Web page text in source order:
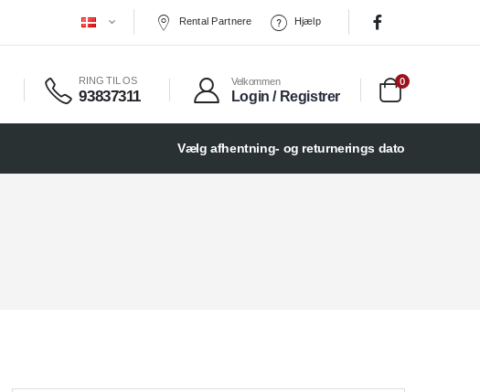
Rental Partnere Hjælp
RING TIL OS
93837311
Velkommen
Login / Registrer
0
Vælg afhentning- og returnerings dato